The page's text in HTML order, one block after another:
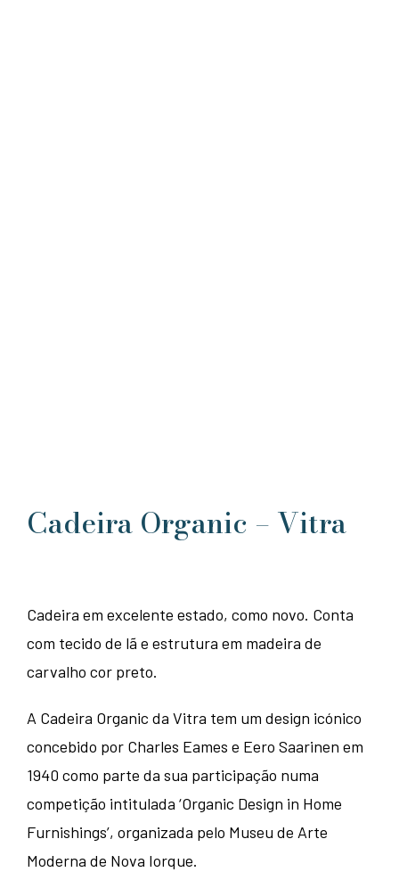
Cadeira Organic – Vitra
Cadeira em excelente estado, como novo. Conta
com tecido de lã e estrutura em madeira de
carvalho cor preto.
A Cadeira Organic da Vitra tem um design icónico
concebido por Charles Eames e Eero Saarinen em
1940 como parte da sua participação numa
competição intitulada ‘Organic Design in Home
Furnishings’, organizada pelo Museu de Arte
Moderna de Nova Iorque.